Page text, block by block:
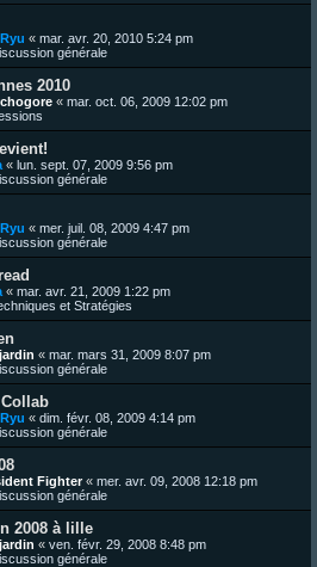
« mar. avr. 20, 2010 5:24 pm
générale
2010
« mar. oct. 06, 2009 12:02 pm
« lun. sept. 07, 2009 9:56 pm
générale
« mer. juil. 08, 2009 4:47 pm
générale
« mar. avr. 21, 2009 1:22 pm
et Stratégies
« mar. mars 31, 2009 8:07 pm
générale
« dim. févr. 08, 2009 4:14 pm
générale
Fighter« mer. avr. 09, 2008 12:18 pm
générale
2008 à lille
« ven. févr. 29, 2008 8:48 pm
générale